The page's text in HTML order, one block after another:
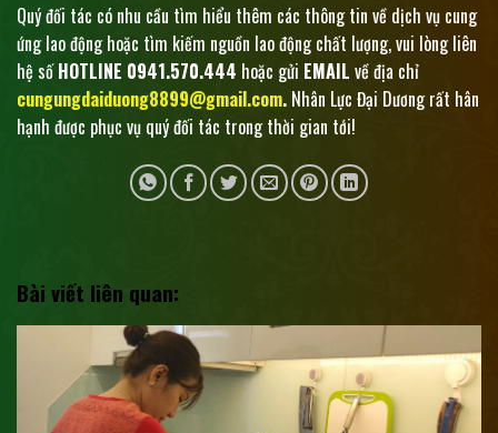
Quý đối tác có nhu cầu tìm hiểu thêm các thông tin về dịch vụ cung
ứng lao động hoặc tìm kiếm nguồn lao động chất lượng, vui lòng liên
hệ sốHOTLINE 0941.570.444 hoặc gửi EMAIL về địa chỉ
cungungdaiduong8899@gmail.com. Nhân Lực Đại Dương rất hân
hạnh được phục vụ quý đối tác trong thời gian tới!
Bài viết liên quan: